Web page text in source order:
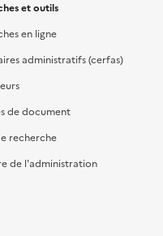
et outils
en ligne
administratifs (cerfas)
de document
recherche
de l'administration